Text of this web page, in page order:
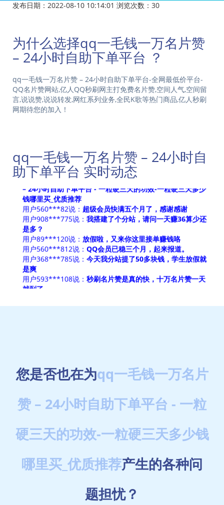
发布日期：2022-08-10 10:14:01 浏览次数： 30
为什么选择qq一毛钱一万名片赞
– 24小时自助下单平台 ？
qq一毛钱一万名片赞 – 24小时自助下单平台-全网最低价平台-
QQ名片赞网站,亿人QQ秒刷网主打免费名片赞,空间人气,空间留
言,说说赞,说说转发,网红系列业务,全民K歌等热门商品,亿人秒刷
网期待您的加入！
qq一毛钱一万名片赞 – 24小时自
助下单平台 实时动态
功效-一粒硬三天多少钱哪里买_优质推荐 宗旨：君子爱财助
之有道，锦诚业务网诚信做事，一诺千金！
用户962***130说：没毛病老铁，选择qq一毛钱一万名片赞
– 24小时自助下单平台 - 一粒硬三天的功效-一粒硬三天多少
钱哪里买_优质推荐
用户560***82说：
用户908***775说：我搭建了个分站，请问一天赚36算少还
是多？
用户89***120说：
用户560***812说：QQ会员已稳三个月，起来报道。
用户368***785说： 今天我分站提了50多块钱，学生放假就
是爽
用户593***108说：
就到了
用户60***212说：
了
用户156***909说：啥时候搞活动多送点福利呗
用户395***821说：豪华绿钻两个月了还没掉耶
用户386***163说： 我是分站站长，我要努力赚钱！
多赞啊
用户322***392说：客服态度真的好好啊
用户586***768说：超会已稳一个月，前来反馈。感谢平台
用户909***112说：在你这里下单520说说赞追到个女朋
用户368***423说：今天活动好多啊，感觉要爱上你这个平
您是否也在为qq一毛钱一万名片
赞 – 24小时自助下单平台 - 一粒
硬三天的功效-一粒硬三天多少钱
哪里买_优质推荐产生的各种问
题担忧？